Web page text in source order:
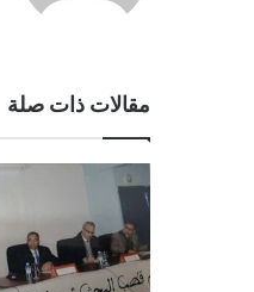
مقالات ذات صلة